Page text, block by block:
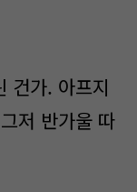
건가. 아프지
저 반가울 따